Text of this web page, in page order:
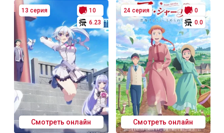
13 серия
10
6.23
Смотреть онлайн
24 серия
0
0.0
Смотреть онлайн